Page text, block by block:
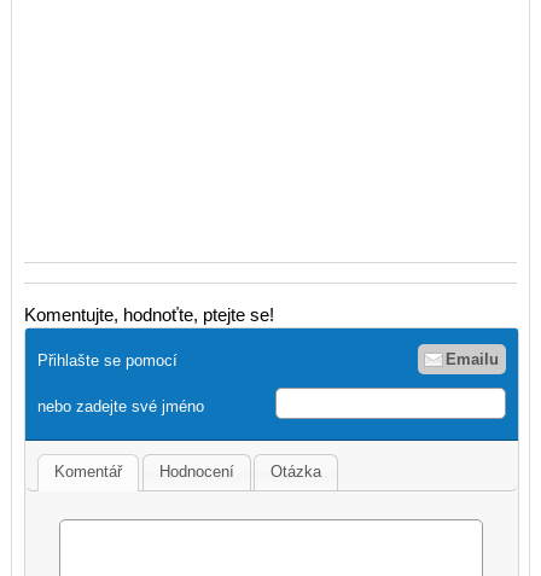
Komentujte, hodnoťte, ptejte se!
Přihlašte se pomocí Emailu
nebo zadejte své jméno
Komentář Hodnocení Otázka